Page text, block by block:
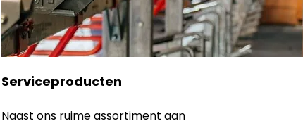
Serviceproducten
Naast ons ruime assortiment aan